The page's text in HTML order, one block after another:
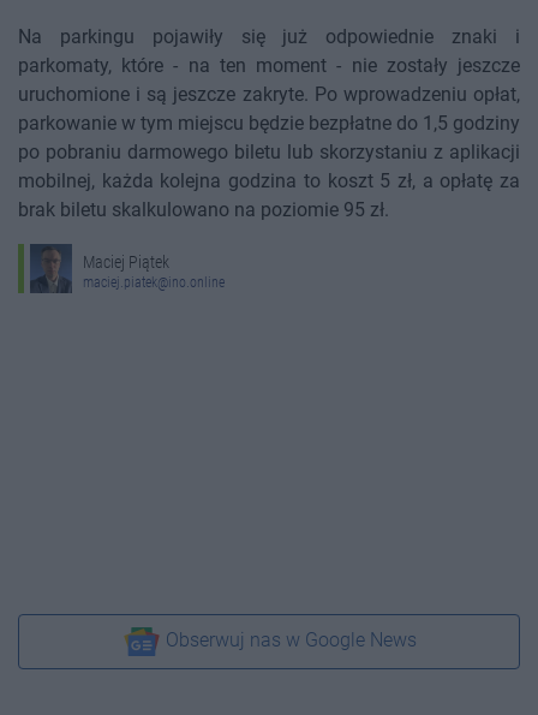
Na parkingu pojawiły się już odpowiednie znaki i
parkomaty, które - na ten moment - nie zostały jeszcze
uruchomione i są jeszcze zakryte. Po wprowadzeniu opłat,
parkowanie w tym miejscu będzie bezpłatne do 1,5 godziny
po pobraniu darmowego biletu lub skorzystaniu z aplikacji
mobilnej, każda kolejna godzina to koszt 5 zł, a opłatę za
brak biletu skalkulowano na poziomie 95 zł.
Maciej Piątek
maciej.piatek@ino.online
Obserwuj nas w Google News